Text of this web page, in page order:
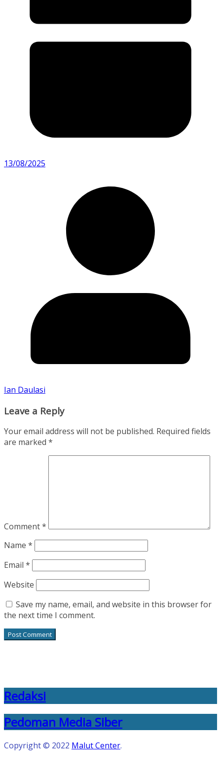
13/08/2025
Ian Daulasi
Leave a Reply
Your email address will not be published. Required fields
are marked *
Comment*
Name *
Email *
Website
Save my name, email, and website in this browser for
the next time I comment.
Redaksi
Pedoman Media Siber
Copyright © 2022 Malut Center.